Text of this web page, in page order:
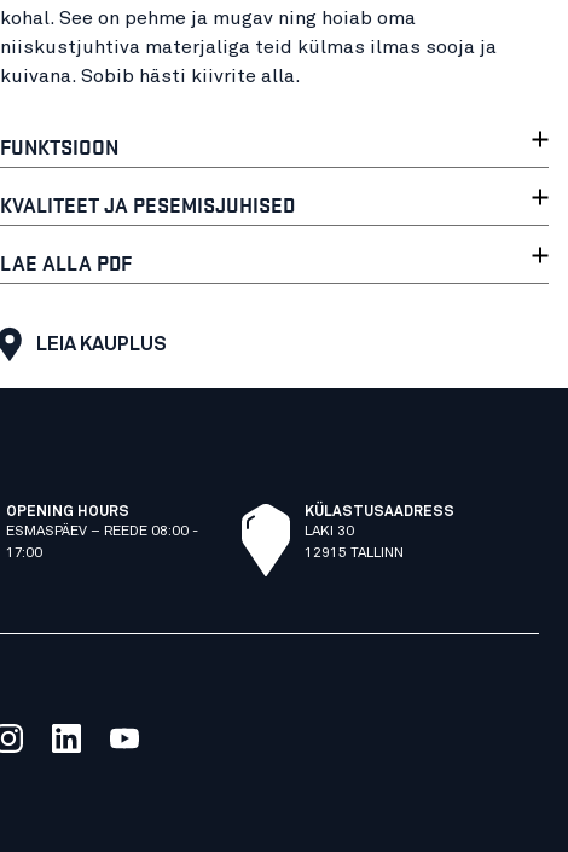
kohal. See on pehme ja mugav ning hoiab oma
niiskustjuhtiva materjaliga teid külmas ilmas sooja ja
kuivana. Sobib hästi kiivrite alla.
FUNKTSIOON
KVALITEET JA PESEMISJUHISED
LAE ALLA PDF
LEIA KAUPLUS
OPENING HOURS
ESMASPÄEV – REEDE 08:00 -
17:00
KÜLASTUSAADRESS
LAKI 30
12915 TALLINN